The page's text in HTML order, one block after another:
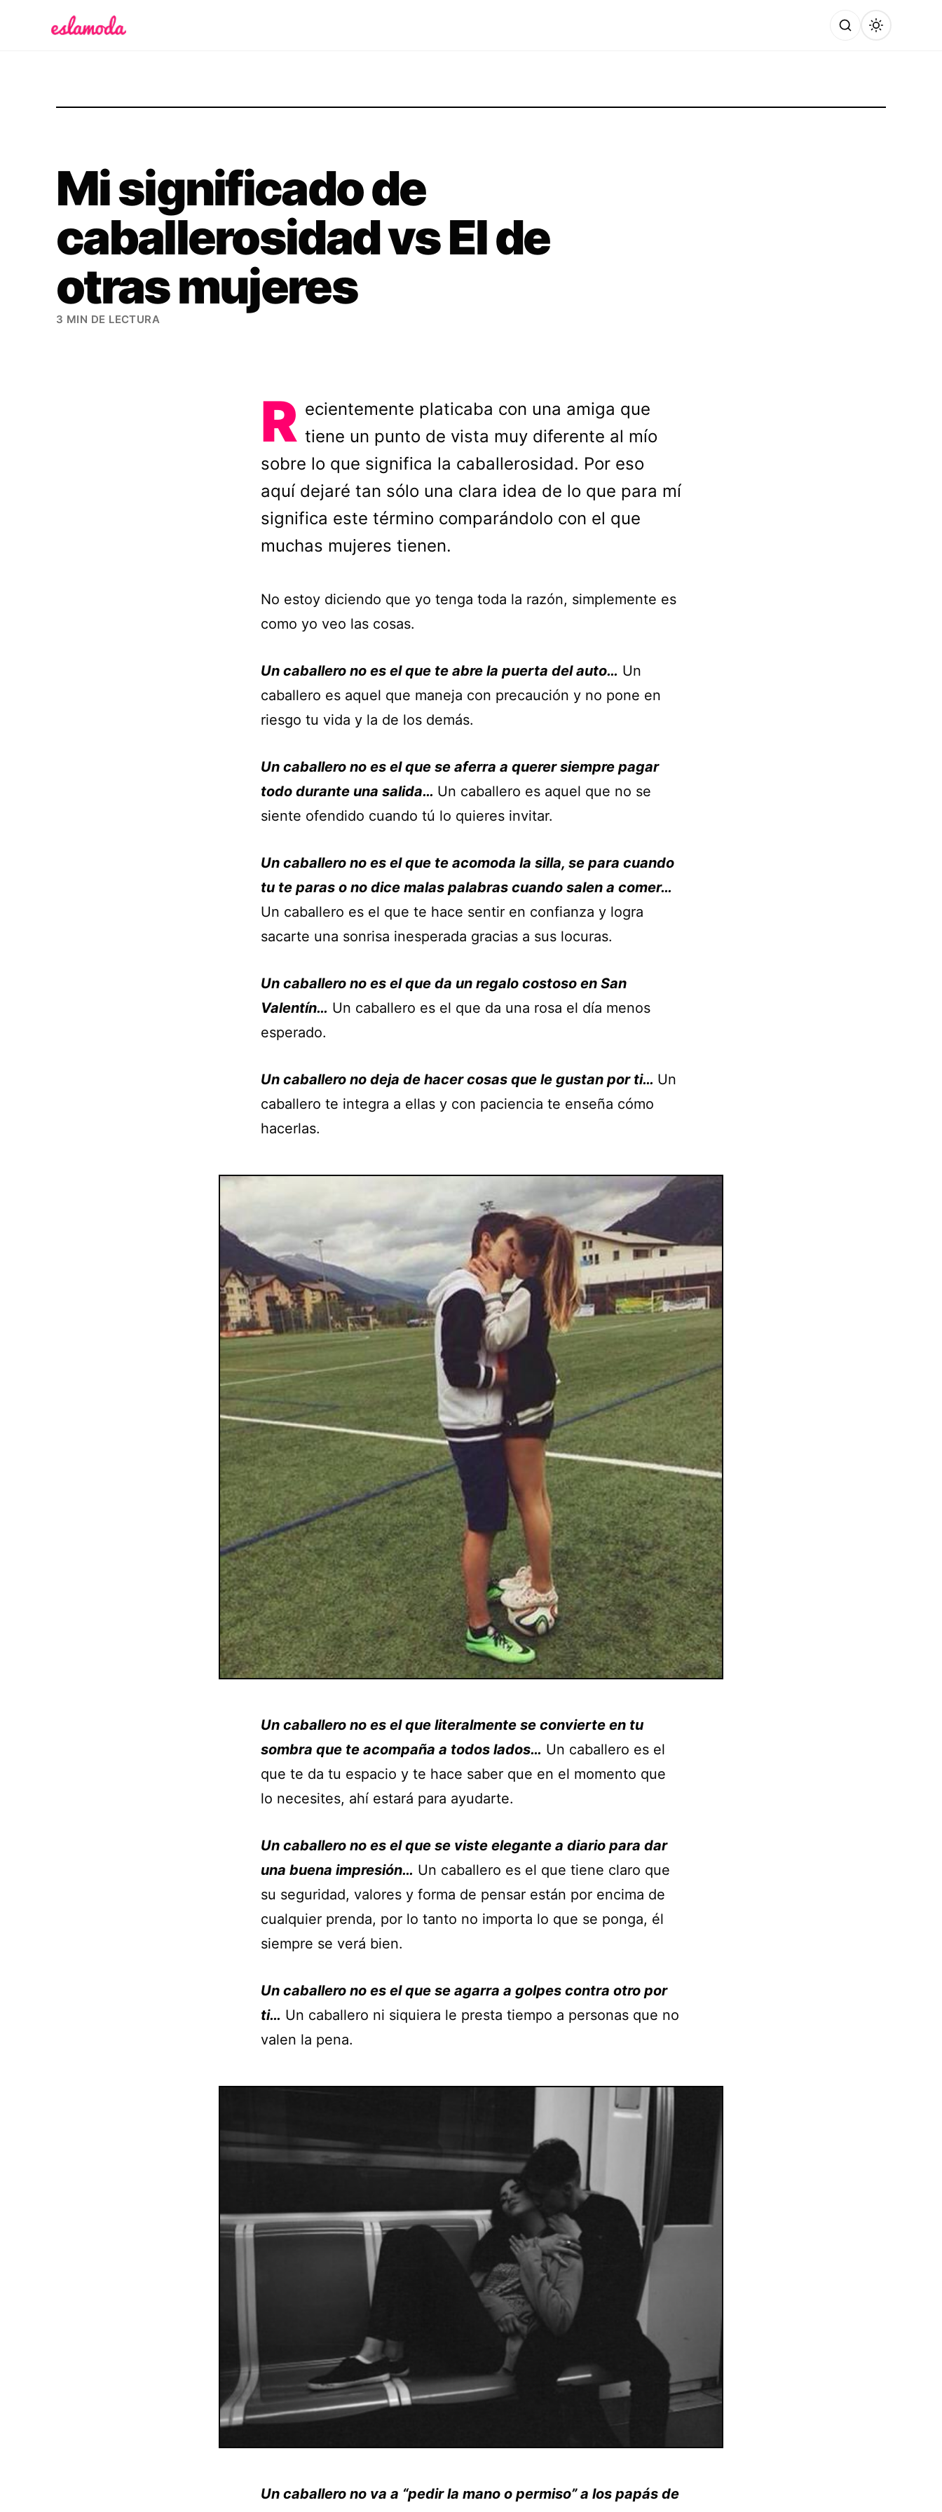
Mi significado de
caballerosidad vs El de
otras mujeres
3 MIN DE LECTURA
R ecientemente platicaba con una amiga que
tiene un punto de vista muy diferente al mío
sobre lo que significa la caballerosidad. Por eso
aquí dejaré tan sólo una clara idea de lo que para mí
significa este término comparándolo con el que
muchas mujeres tienen.
No estoy diciendo que yo tenga toda la razón, simplemente es
como yo veo las cosas.
Un caballero no es el que te abre la puerta del auto… Un
caballero es aquel que maneja con precaución y no pone en
riesgo tu vida y la de los demás.
Un caballero no es el que se aferra a querer siempre pagar
todo durante una salida… Un caballero es aquel que no se
siente ofendido cuando tú lo quieres invitar.
Un caballero no es el que te acomoda la silla, se para cuando
tu te paras o no dice malas palabras cuando salen a comer…
Un caballero es el que te hace sentir en confianza y logra
sacarte una sonrisa inesperada gracias a sus locuras.
Un caballero no es el que da un regalo costoso en San
Valentín… Un caballero es el que da una rosa el día menos
esperado.
Un caballero no deja de hacer cosas que le gustan por ti… Un
caballero te integra a ellas y con paciencia te enseña cómo
hacerlas.
Un caballero no es el que literalmente se convierte en tu
sombra que te acompaña a todos lados… Un caballero es el
que te da tu espacio y te hace saber que en el momento que
lo necesites, ahí estará para ayudarte.
Un caballero no es el que se viste elegante a diario para dar
una buena impresión… Un caballero es el que tiene claro que
su seguridad, valores y forma de pensar están por encima de
cualquier prenda, por lo tanto no importa lo que se ponga, él
siempre se verá bien.
Un caballero no es el que se agarra a golpes contra otro por
ti… Un caballero ni siquiera le presta tiempo a personas que no
valen la pena.
Un caballero no va a “pedir la mano o permiso” a los papás de